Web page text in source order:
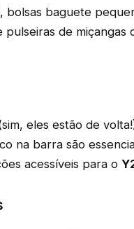
bolsas baguete
de miçangas
eles estão de
na barra são
acessíveis para o